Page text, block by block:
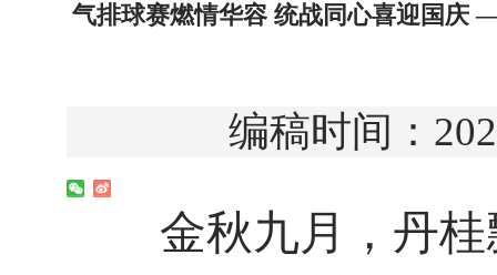
气排球赛燃情华容 统战同心喜迎国庆
编稿时间：
金秋九月，丹桂